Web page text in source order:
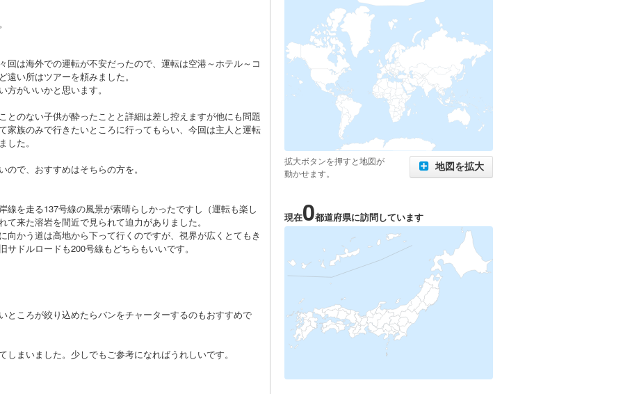
回は海外での運転が不安だったので、運転は空港～ホテル～コ
い所はツアーを頼みました。
がいいかと思います。
とのない子供が酔ったことと詳細は差し控えますが他にも問題
家族のみで行きたいところに行ってもらい、今回は主人と運転
た。
で、おすすめはそちらの方を。
線を走る137号線の風景が素晴らしかったですし（運転も楽し
来た溶岩を間近で見られて迫力がありました。
向かう道は高地から下って行くのですが、視界が広くとてもき
ドルロードも200号線もどちらもいいです。
ところが絞り込めたらバンをチャーターするのもおすすめで
まいました。少しでもご参考になればうれしいです。
拡大ボタンを押すと地図が
動かせます。
地図を拡大
現在0都道府県に訪問しています